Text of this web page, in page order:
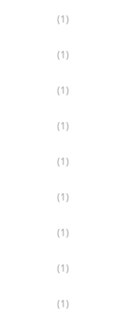
(1)
(1)
(1)
(1)
(1)
(1)
(1)
(1)
(1)